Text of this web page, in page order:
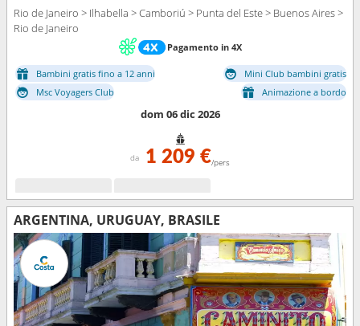
Rio de Janeiro > Ilhabella > Camboriú > Punta del Este > Buenos Aires >
Rio de Janeiro
Pagamento in 4X
Bambini gratis fino a 12 anni
Mini Club bambini gratis
Msc Voyagers Club
Animazione a bordo
dom 06 dic 2026
da 1 209 €/pers
ARGENTINA, URUGUAY, BRASILE